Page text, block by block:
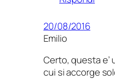
20/08/2016
Emilio
Certo, questa e’
cui si accorge